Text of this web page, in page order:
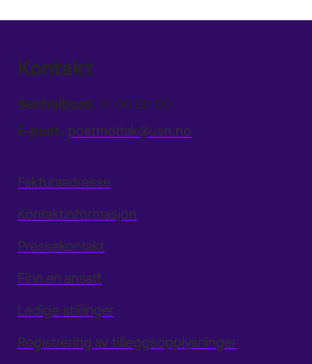
Kontakt
Sentralbord: 31 00 80 00
E-post: postmottak@usn.no
Fakturaadresse
Kontaktinformasjon
Pressekontakt
Finn en ansatt
Ledige stillinger
Registrering av tilleggsopplysninger